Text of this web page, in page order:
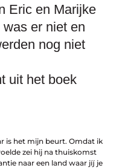
Eric en Marijke
er niet en
nog niet
uit het boek
is het mijn beurt. Omdat ik
zei hij na thuiskomst
naar een land waar jíj je